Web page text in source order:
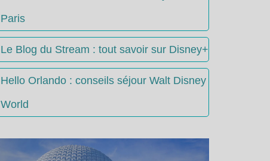
Paris
Le Blog du Stream : tout savoir sur Disney+
Hello Orlando : conseils séjour Walt Disney
World